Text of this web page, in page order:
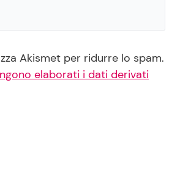
Akismet per ridurre lo spam.
elaborati i dati derivati